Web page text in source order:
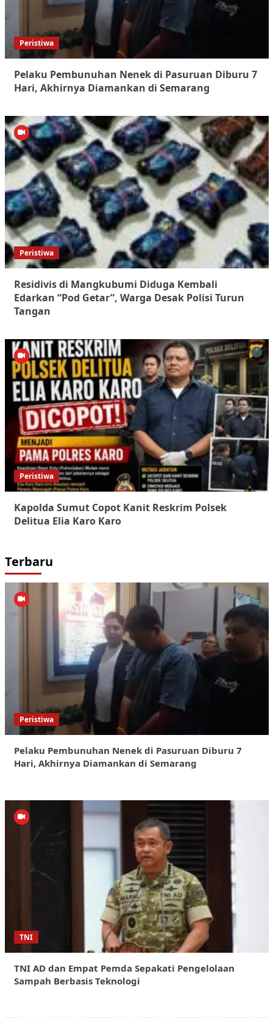
Peristiwa
Pelaku Pembunuhan Nenek di Pasuruan Diburu 7
Hari, Akhirnya Diamankan di Semarang
Peristiwa
Residivis di Mangkubumi Diduga Kembali
Edarkan “Pod Getar”, Warga Desak Polisi Turun
Tangan
Peristiwa
Kapolda Sumut Copot Kanit Reskrim Polsek
Delitua Elia Karo Karo
Terbaru
Peristiwa
Pelaku Pembunuhan Nenek di Pasuruan Diburu 7
Hari, Akhirnya Diamankan di Semarang
TNI
TNI AD dan Empat Pemda Sepakati Pengelolaan
Sampah Berbasis Teknologi